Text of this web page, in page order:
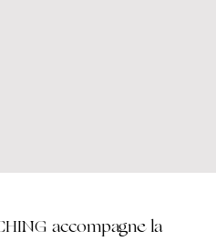
accompagne la